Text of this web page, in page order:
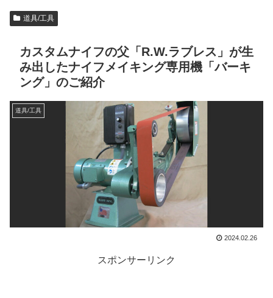
道具/工具
カスタムナイフの父「R.W.ラブレス」が生
み出したナイフメイキング専用機「バーキ
ング」のご紹介
道具/工具
2024.02.26
スポンサーリンク